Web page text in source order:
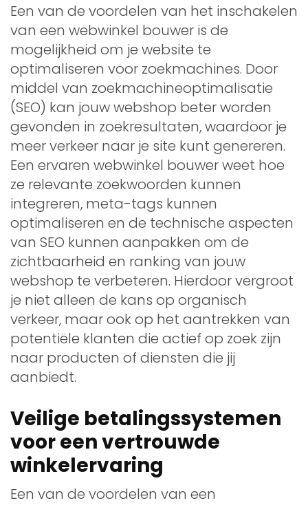
Een van de voordelen van het inschakelen
van een webwinkel bouwer is de
mogelijkheid om je website te
optimaliseren voor zoekmachines. Door
middel van zoekmachineoptimalisatie
(SEO) kan jouw webshop beter worden
gevonden in zoekresultaten, waardoor je
meer verkeer naar je site kunt genereren.
Een ervaren webwinkel bouwer weet hoe
ze relevante zoekwoorden kunnen
integreren, meta-tags kunnen
optimaliseren en de technische aspecten
van SEO kunnen aanpakken om de
zichtbaarheid en ranking van jouw
webshop te verbeteren. Hierdoor vergroot
je niet alleen de kans op organisch
verkeer, maar ook op het aantrekken van
potentiële klanten die actief op zoek zijn
naar producten of diensten die jij
aanbiedt.
Veilige betalingssystemen
voor een vertrouwde
winkelervaring
Een van de voordelen van een